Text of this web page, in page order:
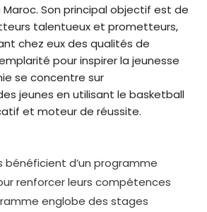
Maroc. Son principal objectif est de
talentueux et prometteurs,
chez eux des qualités de
pour inspirer la jeunesse
se concentre sur
jeunes en utilisant le basketball
et moteur de réussite.
bénéficient d’un programme
renforcer leurs compétences
englobe des stages